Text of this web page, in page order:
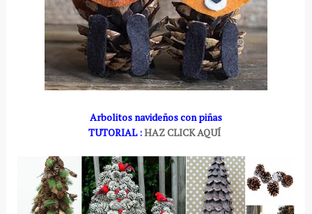
Arbolitos navideños con piñas
TUTORIAL :HAZ CLICK AQUÍ